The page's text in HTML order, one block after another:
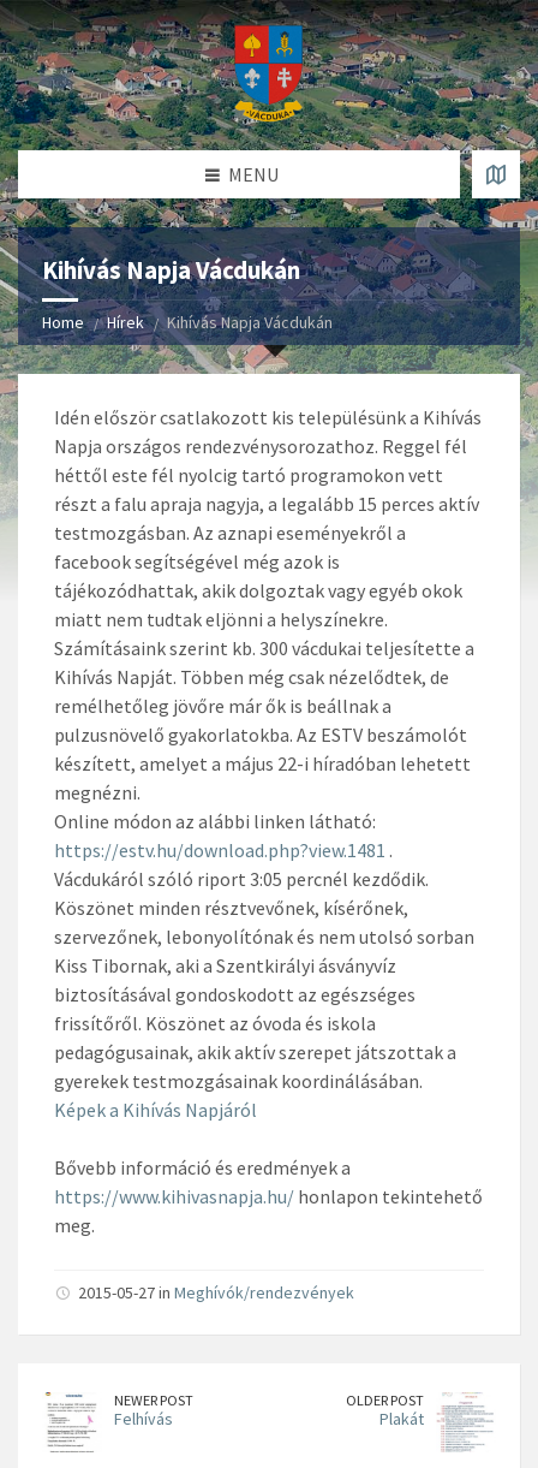
MENU
Kihívás Napja Vácdukán
Home Hírek Kihívás Napja Vácdukán
Idén először csatlakozott kis településünk a Kihívás
Napja országos rendezvénysorozathoz. Reggel fél
héttől este fél nyolcig tartó programokon vett
részt a falu apraja nagyja, a legalább 15 perces aktív
testmozgásban. Az aznapi eseményekről a
facebook segítségével még azok is
tájékozódhattak, akik dolgoztak vagy egyéb okok
miatt nem tudtak eljönni a helyszínekre.
Számításaink szerint kb. 300 vácdukai teljesítette a
Kihívás Napját. Többen még csak nézelődtek, de
remélhetőleg jövőre már ők is beállnak a
pulzusnövelő gyakorlatokba. Az ESTV beszámolót
készített, amelyet a május 22-i híradóban lehetett
megnézni.
Online módon az alábbi linken látható:
https://estv.hu/download.php?view.1481 .
Vácdukáról szóló riport 3:05 percnél kezdődik.
Köszönet minden résztvevőnek, kísérőnek,
szervezőnek, lebonyolítónak és nem utolsó sorban
Kiss Tibornak, aki a Szentkirályi ásványvíz
biztosításával gondoskodott az egészséges
frissítőről. Köszönet az óvoda és iskola
pedagógusainak, akik aktív szerepet játszottak a
gyerekek testmozgásainak koordinálásában.
Képek a Kihívás Napjáról
Bővebb információ és eredmények a
https://www.kihivasnapja.hu/ honlapon tekintehető
meg.
2015-05-27 in Meghívók/rendezvények
NEWER POST
Felhívás
OLDER POST
Plakát